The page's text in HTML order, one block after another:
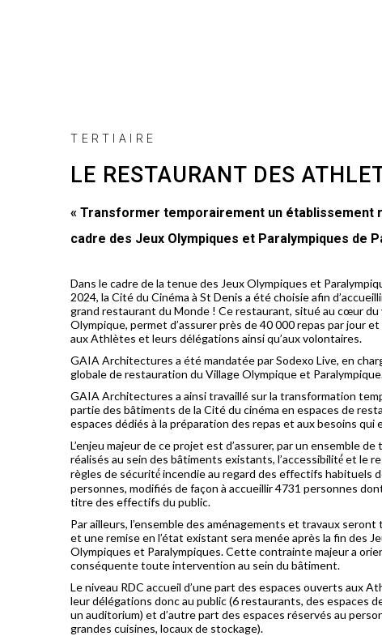
TERTIAIRE
LE RESTAURANT DES
« Transformer temporairement un établissement
cadre des Jeux Olympiques et Paralympiques de
Dans le cadre de la tenue des Jeux Olympiques et
2024, la Cité du Cinéma à St Denis a été choisie afin
grand restaurant du Monde ! Ce restaurant, situé au cœur du
Olympique, permet d’assurer près de 40 000 repas par jour
aux Athlètes et leurs délégations ainsi qu’aux volontaires.
GAIA Architectures a été mandatée par Sodexo Live, en
globale de restauration du Village Olympique et
GAIA Architectures a ainsi travaillé sur la transformation
partie des bâtiments de la Cité du cinéma en espaces de
espaces dédiés à la préparation des repas et aux besoins qui
L’enjeu majeur de ce projet est d’assurer, par un ensemble de
réalisés au sein des bâtiments existants, l’accessibilité́ et le
règles de sécurité́ incendie au regard des effectifs habituels
personnes, modifiés de façon à accueillir 4731 personnes
titre des effectifs du public.
Par ailleurs, l’ensemble des aménagements et travaux seront
et une remise en l’état existant sera menée après la fin des
Olympiques et Paralympiques. Cette contrainte majeur a
conséquente toute intervention au sein du bâtiment.
Le niveau RDC accueil d’une part des espaces ouverts aux
leur délégations donc au public (6 restaurants, des espaces
un auditorium) et d’autre part des espaces réservés au
grandes cuisines, locaux de stockage).